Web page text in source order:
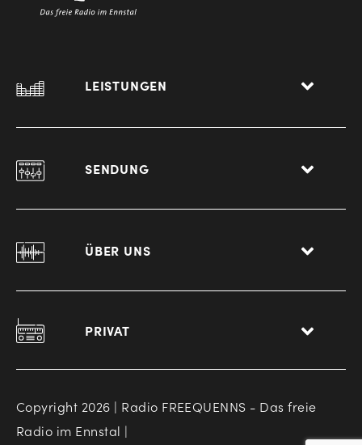
LEISTUNGEN
SENDUNG
ÜBER UNS
PRIVAT
Copyright 2026 | Radio FREEQUENNS - Das freie
Radio im Ennstal |